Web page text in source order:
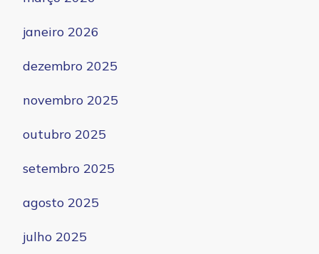
janeiro 2026
dezembro 2025
novembro 2025
outubro 2025
setembro 2025
agosto 2025
julho 2025